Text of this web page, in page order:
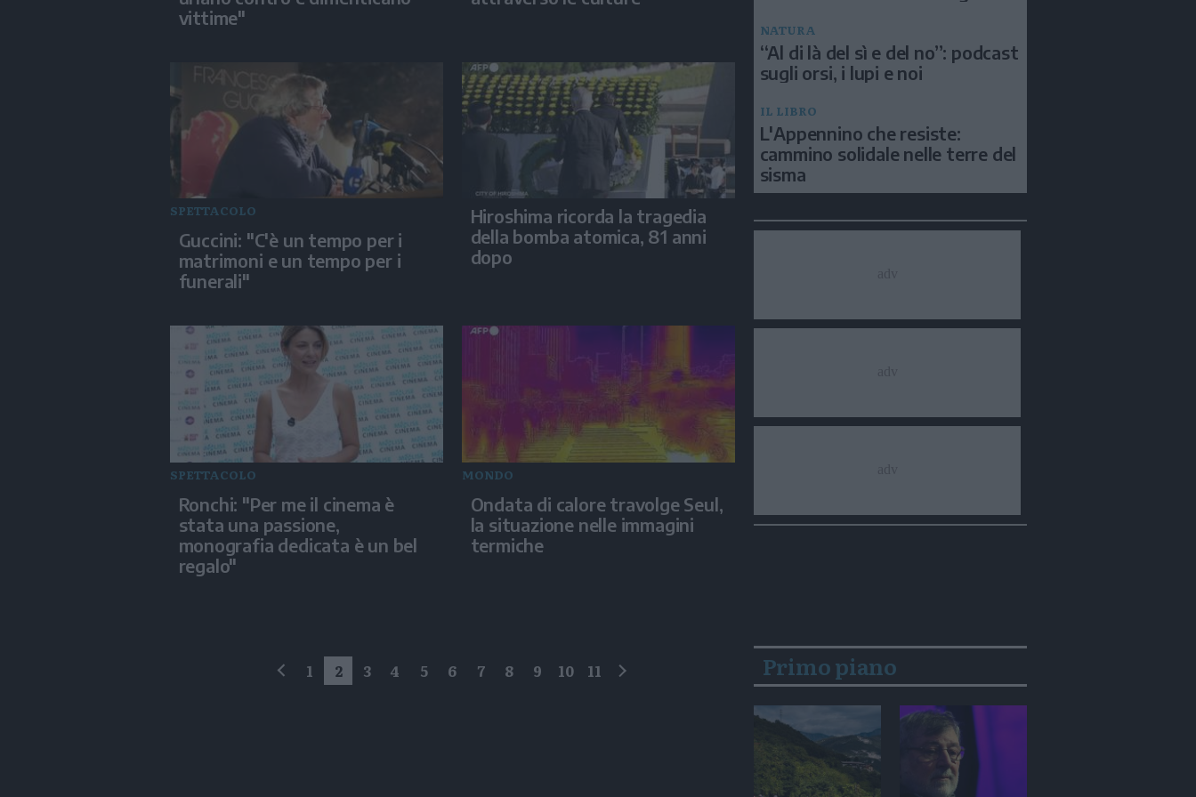
vittime"
SPETTACOLO
Guccini: "C'è un tempo per i
matrimoni e un tempo per i
funerali"
Hiroshima ricorda la tragedia
della bomba atomica, 81 anni
dopo
SPETTACOLO
Ronchi: "Per me il cinema è
stata una passione,
monografia dedicata è un bel
regalo"
MONDO
Ondata di calore travolge Seul,
la situazione nelle immagini
termiche
precedente
1 2 3 4 5 6 7 8 9 10 11
NATURA
“Al di là del sì e del no”: podcast
sugli orsi, i lupi e noi
IL LIBRO
L'Appennino che resiste:
cammino solidale nelle terre del
sisma
Primo piano